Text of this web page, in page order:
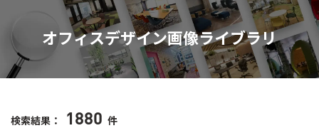
オフィスデザイン画像ライブラリ
検索結果： 1880 件